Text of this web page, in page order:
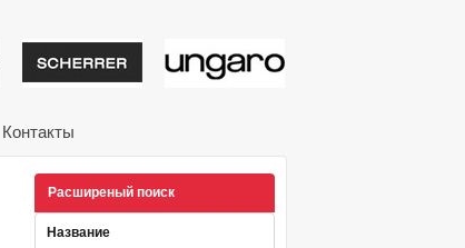
подарки от
Контакты
Расширеный поиск
Название